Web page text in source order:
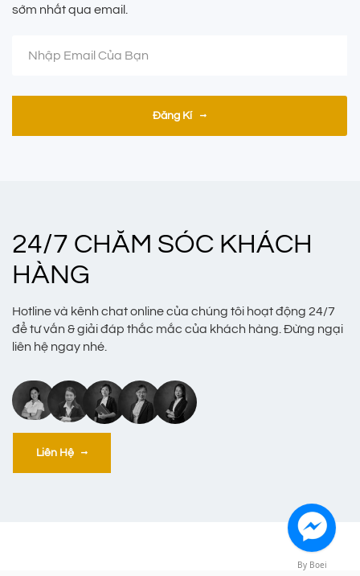
sớm nhất qua email.
Đăng Kí
24/7 CHĂM SÓC KHÁCH
HÀNG
Hotline và kênh chat online của chúng tôi hoạt động 24/7
để tư vấn & giải đáp thắc mắc của khách hàng. Đừng ngại
liên hệ ngay nhé.
Liên Hệ
By Boei